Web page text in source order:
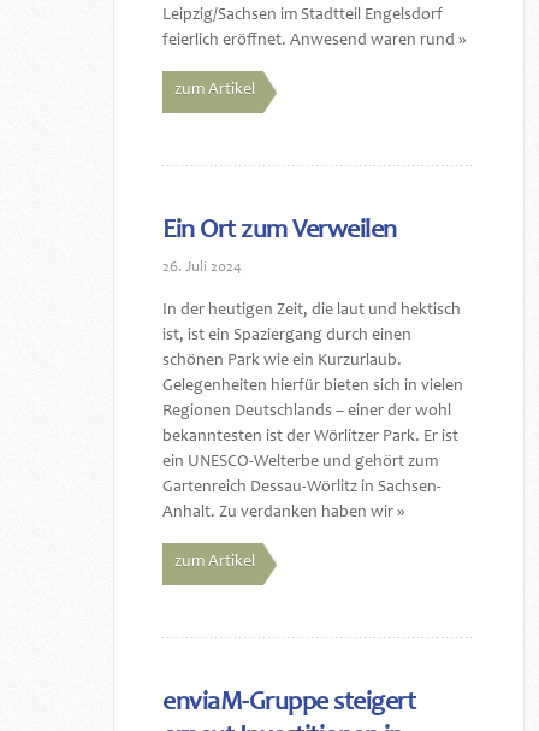
Leipzig/Sachsen im Stadtteil Engelsdorf
feierlich eröffnet. Anwesend waren rund »
zum Artikel
Ein Ort zum Verweilen
26. Juli 2024
In der heutigen Zeit, die laut und hektisch
ist, ist ein Spaziergang durch einen
schönen Park wie ein Kurzurlaub.
Gelegenheiten hierfür bieten sich in vielen
Regionen Deutschlands – einer der wohl
bekanntesten ist der Wörlitzer Park. Er ist
ein UNESCO-Welterbe und gehört zum
Gartenreich Dessau-Wörlitz in Sachsen-
Anhalt. Zu verdanken haben wir »
zum Artikel
enviaM-Gruppe steigert